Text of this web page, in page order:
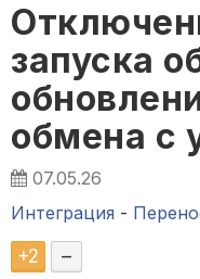
запуска
обмена с
07.05.26
Интеграция -
+2 –